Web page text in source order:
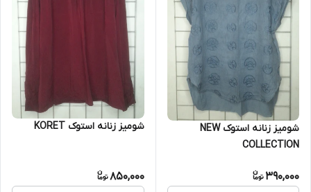
شومیز زنانه استوک NEW
COLLECTION
390,000
شومیز زنانه استوک KORET
850,000